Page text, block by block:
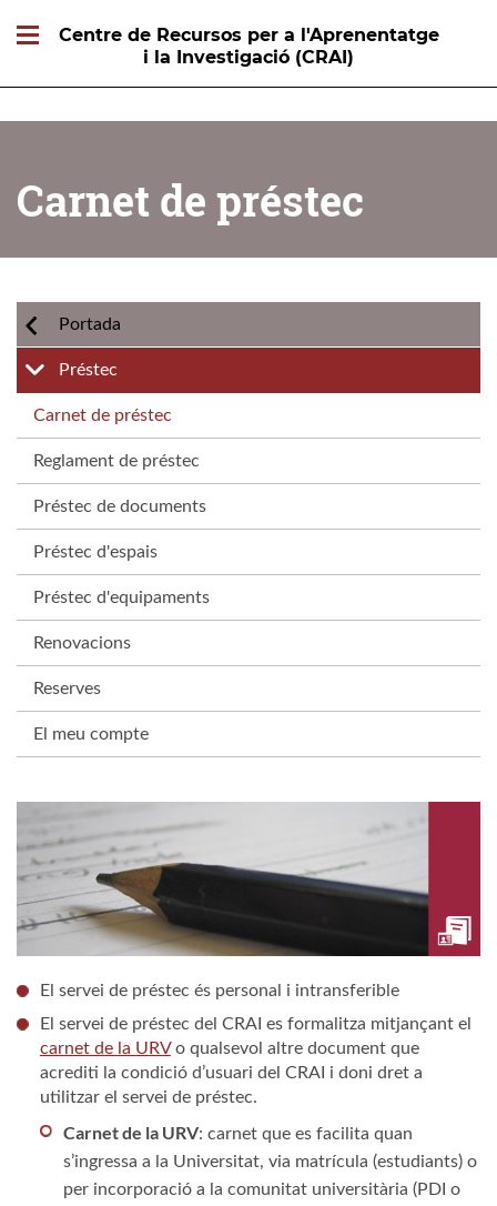
Centre de Recursos per a l'Aprenentatge
i la Investigació (CRAI)
Carnet de préstec
Portada
Préstec
Carnet de préstec
Reglament de préstec
Préstec de documents
Préstec d'espais
Préstec d'equipaments
Renovacions
Reserves
El meu compte
El servei de préstec és personal i intransferible
El servei de préstec del CRAI es formalitza mitjançant el
carnet de la URVo qualsevol altre document que
acrediti la condició d’usuari del CRAI i doni dret a
utilitzar el servei de préstec.
Carnet de la URV: carnet que es facilita quan
s’ingressa a la Universitat, via matrícula (estudiants) o
per incorporació a la comunitat universitària (PDI o